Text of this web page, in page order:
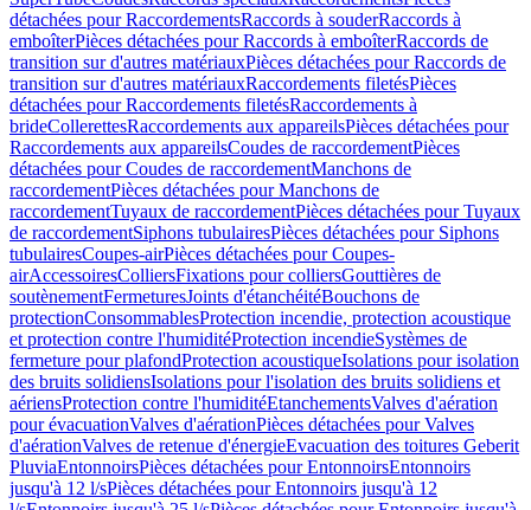
détachées pour RaccordementsRaccords à souderRaccords à
emboîterPièces détachées pour Raccords à emboîterRaccords de
transition sur d'autres matériauxPièces détachées pour Raccords de
transition sur d'autres matériauxRaccordements filetésPièces
détachées pour Raccordements filetésRaccordements à
brideCollerettesRaccordements aux appareilsPièces détachées pour
Raccordements aux appareilsCoudes de raccordementPièces
détachées pour Coudes de raccordementManchons de
raccordementPièces détachées pour Manchons de
raccordementTuyaux de raccordementPièces détachées pour Tuyaux
de raccordementSiphons tubulairesPièces détachées pour Siphons
tubulairesCoupes-airPièces détachées pour Coupes-
airAccessoiresColliersFixations pour colliersGouttières de
soutènementFermeturesJoints d'étanchéitéBouchons de
protectionConsommablesProtection incendie, protection acoustique
et protection contre l'humiditéProtection incendieSystèmes de
fermeture pour plafondProtection acoustiqueIsolations pour isolation
des bruits solidiensIsolations pour l'isolation des bruits solidiens et
aériensProtection contre l'humiditéEtanchementsValves d'aération
pour évacuationValves d'aérationPièces détachées pour Valves
d'aérationValves de retenue d'énergieEvacuation des toitures Geberit
PluviaEntonnoirsPièces détachées pour EntonnoirsEntonnoirs
jusqu'à 12 l/sPièces détachées pour Entonnoirs jusqu'à 12